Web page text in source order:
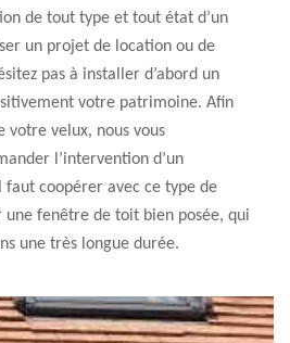
de tout type et tout état d’un
un projet de location ou de
pas à installer d’abord un
votre patrimoine. Afin
votre velux, nous vous
l’intervention d’un
coopérer avec ce type de
une fenêtre de toit bien posée, qui
une très longue durée.